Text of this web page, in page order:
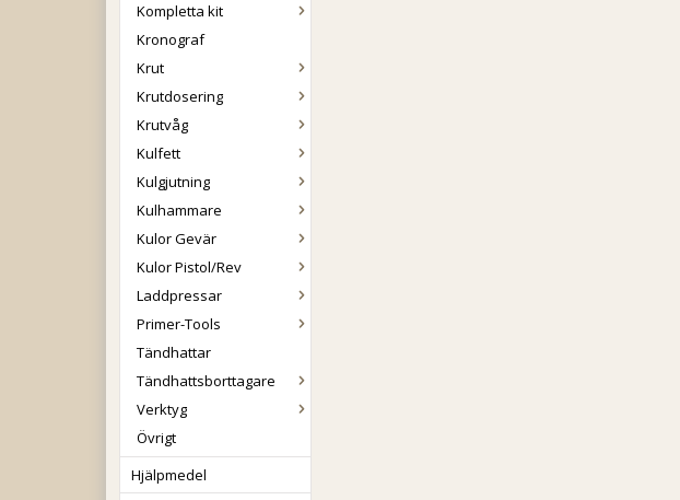
Kompletta kit
Kronograf
Krut
Krutdosering
Krutvåg
Kulfett
Kulgjutning
Kulhammare
Kulor Gevär
Kulor Pistol/Rev
Laddpressar
Primer-Tools
Tändhattar
Tändhattsborttagare
Verktyg
Övrigt
Hjälpmedel